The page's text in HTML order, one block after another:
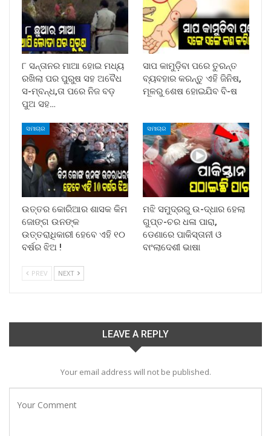
୮ ସନ୍ତାନର ମାଆ ହୋଇ ମଧ୍ୟ
ରଖିଲା ପର ପୁରୁଷ ସହ ଅବୈଧ
ସ-ମ୍ବନ୍ଧ,ତା ପରେ ନିଜ ବଡ଼
ପୁଅ ସହ…
ସାପ କାମୁଡ଼ିବା ପରେ ତୁରନ୍ତ
ବ୍ୟବହାର କରନ୍ତୁ ଏହି ଜିନିଷ,
ମୂଳରୁ ଶେଷ ହୋଇଯିବ ବି-ଷ
ସମାଚାର
ଉତ୍ତର କୋରିଆର ଶାସକ କିମ
ଜୋଙ୍ଗ ଉନଙ୍କ
ଉତ୍ତରାଧିକାରୀ ହେବେ ଏହି ୧୦
ବର୍ଷର ଝିଅ !
ସମାଚାର
ମଝି ସମୁଦ୍ରରୁ ଉ-ଦ୍ଧାର ହେଲା
ଗୁପ୍ତ-ଚର ଧଳା ପାରା,
ଡେଣାରେ ପାକିସ୍ତାନୀ ଓ
ବାଂଲାଦେଶୀ ଭାଷା
PREV NEXT
LEAVE A REPLY
Your email address will not be published.